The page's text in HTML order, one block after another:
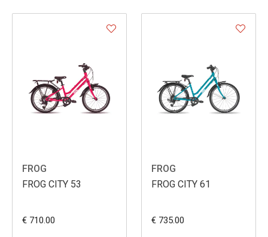
FROG
FROG CITY 53
€ 710.00
FROG
FROG CITY 61
€ 735.00